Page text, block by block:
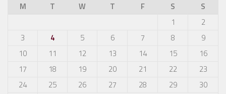
M
T W T F S
S
1
2
3
4 5 6 7 8
9
10
11 12 13 14 15
16
17
18 19 20 21 22
23
24
25 26 27 28 29
30